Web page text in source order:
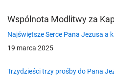
Wspólnota Modlitwy za
Najświętsze Serce Pana Jezusa a
19 marca 2025
Trzydzieści trzy prośby do Pana